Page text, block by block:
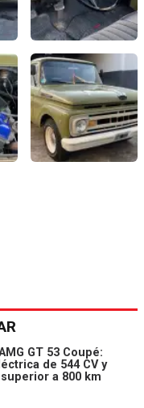
GT 53 Coupé:
de 544 CV y
a 800 km